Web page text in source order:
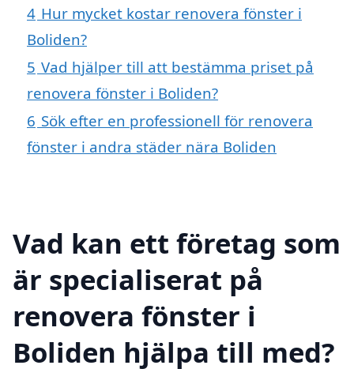
4 Hur mycket kostar renovera fönster i
Boliden?
5 Vad hjälper till att bestämma priset på
renovera fönster i Boliden?
6 Sök efter en professionell för renovera
fönster i andra städer nära Boliden
Vad kan ett företag som
är specialiserat på
renovera fönster i
Boliden hjälpa till med?